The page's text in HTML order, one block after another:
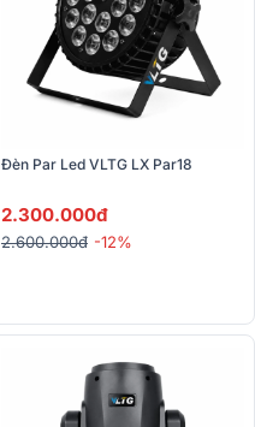
Đèn Par Led VLTG LX Par18
2.300.000đ
2.600.000đ -12%